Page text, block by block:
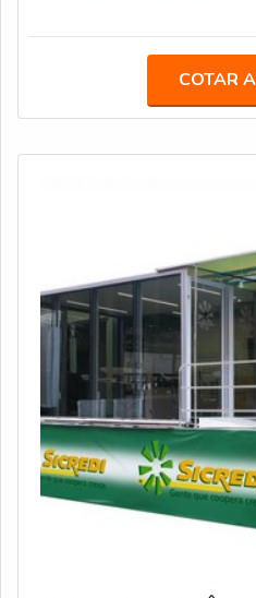
de 60 mil m² localizada na
agilidade as demandas.OS
DEVIDAMENTE
COTAR